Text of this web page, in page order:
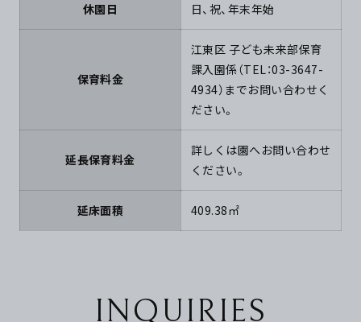
休園日 日、祝、年末年始
保育料金
江東区 子ども未来部保育
課入園係（TEL：03-3647-
4934）までお問い合わせく
ださい。
延長保育料金
詳しくは園へお問い合わせ
ください。
延床面積 409.38㎡
INQUIRIES